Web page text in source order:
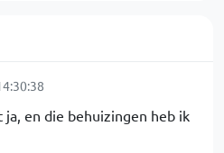
en die behuizingen heb ik